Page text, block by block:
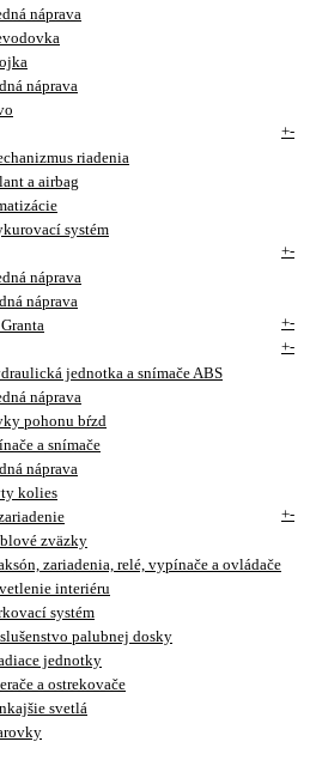
náprava
náprava
+-
riadenia
a airbag
systém
+-
náprava
náprava
+-
+-
jednotka a snímače ABS
náprava
pohonu bŕzd
a snímače
náprava
kolies
+-
zväzky
zariadenia, relé, vypínače a ovládače
interiéru
systém
palubnej dosky
jednotky
a ostrekovače
svetlá